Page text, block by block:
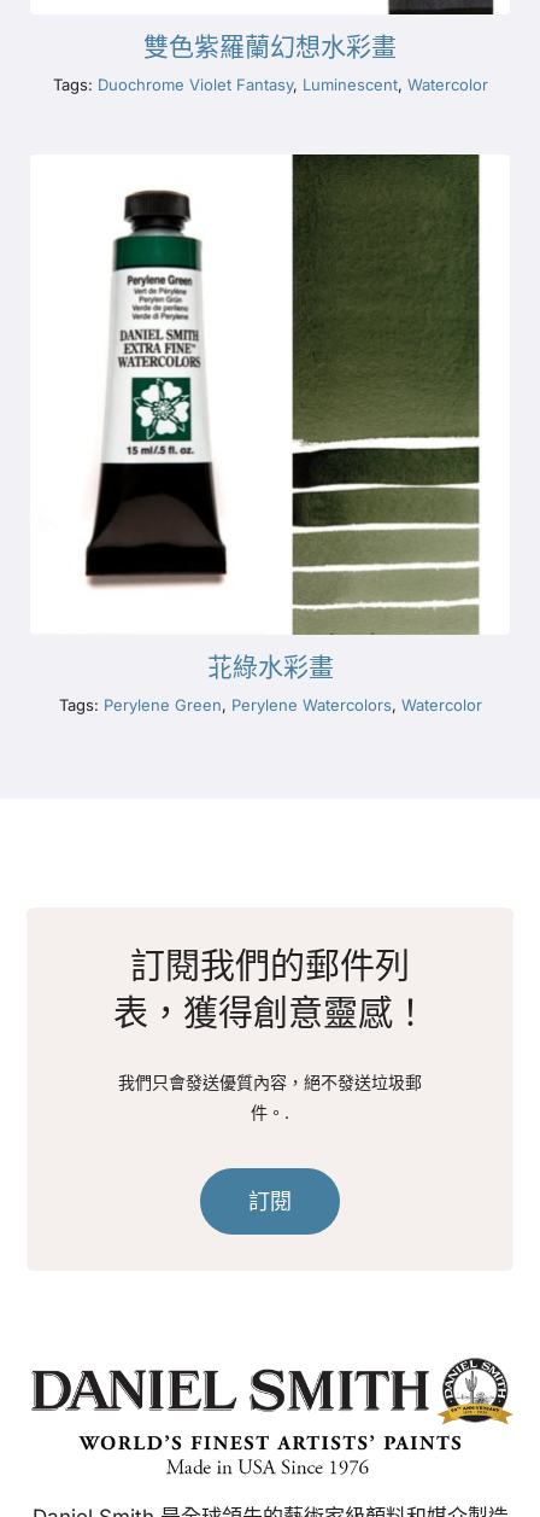
雙色紫羅蘭幻想水彩畫
Tags: Duochrome Violet Fantasy, Luminescent, Watercolor
苝綠水彩畫
Tags: Perylene Green, Perylene Watercolors, Watercolor
訂閱我們的郵件列
表，獲得創意靈感！
我們只會發送優質內容，絕不發送垃圾郵
件。.
訂閱